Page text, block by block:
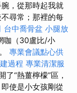
，從那時起我就
尋常；那裡的每
台中喬骨盆 小腿放
咖（30盧比/小
專業會議點心供
過程 專業清潔服
了“熱薑檸檬”區，
使是小女孩剛從